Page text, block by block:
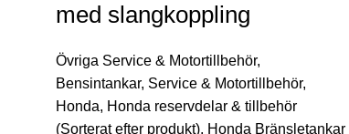
med slangkoppling
Övriga Service & Motortillbehör,
Bensintankar, Service & Motortillbehör,
Honda, Honda reservdelar & tillbehör
(Sorterat efter produkt), Honda Bränsletankar